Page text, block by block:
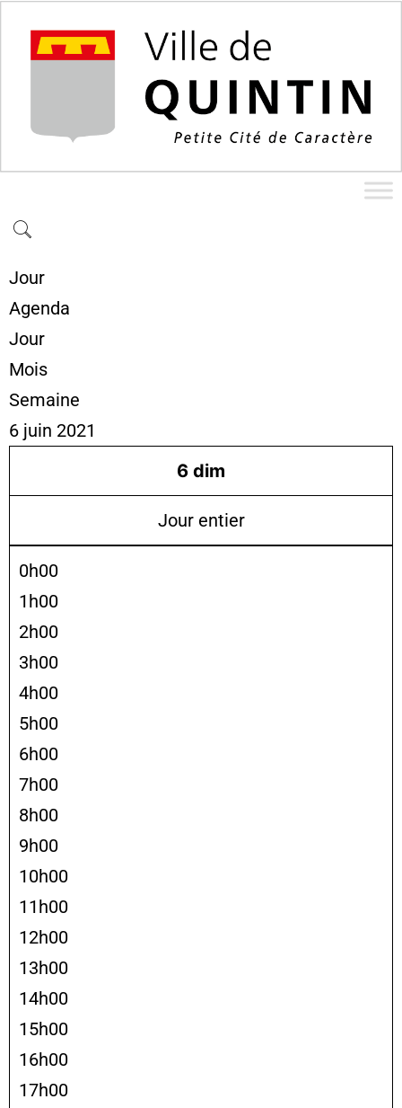
Jour
Agenda
Jour
Mois
Semaine
6 juin 2021
6 dim
Jour entier
0h00
1h00
2h00
3h00
4h00
5h00
6h00
7h00
8h00
9h00
10h00
11h00
12h00
13h00
14h00
15h00
16h00
17h00